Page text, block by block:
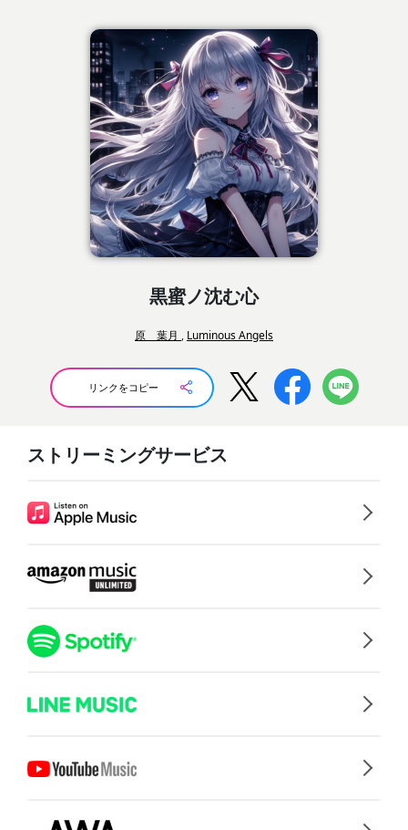
黒蜜ノ沈む心
原 葉月 , Luminous Angels
リンクをコピー
ストリーミングサービス